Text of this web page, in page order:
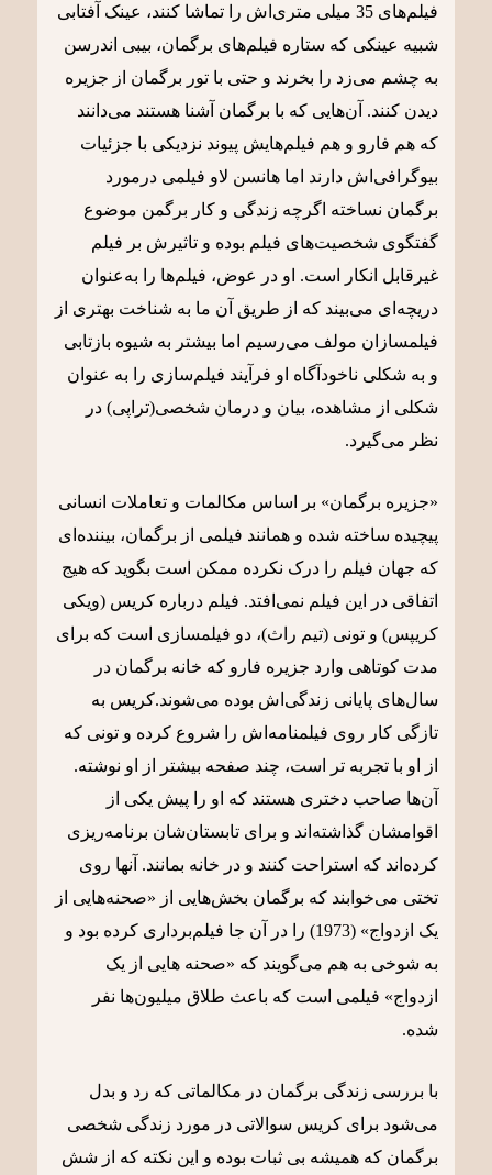
فیلم‌های 35 میلی متری‌اش را تماشا کنند، عینک آفتابی
شبیه عینکی که ستاره فیلم‌های برگمان، بیبی اندرسن
به چشم می‌زد را بخرند و حتی با تور برگمان از جزیره
دیدن کنند. آن‌هایی که با برگمان آشنا هستند می‌دانند
که هم فارو و هم فیلم‌هایش پیوند نزدیکی با جزئیات
بیوگرافی‌اش دارند اما هانسن لاو فیلمی درمورد
برگمان نساخته اگرچه زندگی و کار برگمن موضوع
گفتگوی شخصیت‌های فیلم بوده و تاثیرش بر فیلم
غیرقابل انکار است. او در عوض، فیلم‌ها را به‌عنوان
دریچه‌ای می‌بیند که از طریق آن ما به شناخت بهتری از
فیلمسازان مولف می‌رسیم اما بیشتر به شیوه بازتابی
و به شکلی ناخودآگاه او فرآیند فیلم‌سازی را به عنوان
شکلی از مشاهده، بیان و درمان شخصی(تراپی) در
نظر می‌گیرد.
«جزیره برگمان» بر اساس مکالمات و تعاملات انسانی
پیچیده ساخته شده و همانند فیلمی از برگمان، بیننده‌ای
که جهان فیلم را درک نکرده ممکن است بگوید که هیج
اتفاقی در این فیلم نمی‌افتد. فیلم درباره کریس (ویکی
کریپس) و تونی (تیم راث)، دو فیلمسازی است که برای
مدت کوتاهی وارد جزیره فارو که خانه برگمان در
سال‌های پایانی زندگی‌اش بوده می‌شوند.کریس به
تازگی کار روی فیلمنامه‌اش را شروع کرده و تونی که
از او با تجربه تر است، چند صفحه بیشتر از او نوشته.
آن‌ها صاحب دختری هستند که او را پیش یکی از
اقوامشان گذاشته‌اند و برای تابستان‌شان برنامه‌ریزی
کرده‌اند که استراحت کنند و در خانه بمانند. آنها روی
تختی می‌خوابند که برگمان بخش‌هایی از «صحنه‌هایی از
یک ازدواج» (1973) را در آن جا فیلم‌برداری کرده بود و
به شوخی به هم می‌گویند که «صحنه هایی از یک
ازدواج» فیلمی است که باعث طلاق میلیون‌ها نفر
شده.
با بررسی زندگی برگمان در مکالماتی که رد و بدل
می‌شود برای کریس سوالاتی در مورد زندگی شخصی
برگمان که همیشه بی ثبات بوده و این نکته که از شش